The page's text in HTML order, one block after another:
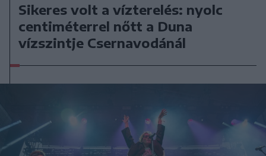
Sikeres volt a vízterelés: nyolc
centiméterrel nőtt a Duna
vízszintje Csernavodánál